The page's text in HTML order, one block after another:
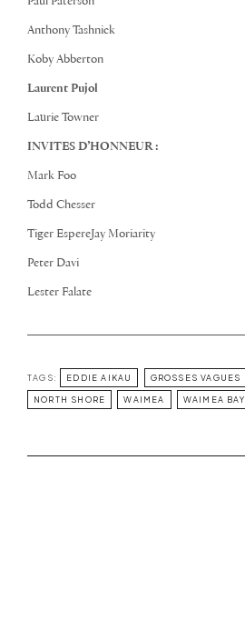
Anthony Tashnick
Koby Abberton
Laurent Pujol
Laurie Towner
INVITES D’HONNEUR :
Mark Foo
Todd Chesser
Tiger EspereJay Moriarity
Peter Davi
Lester Falate
TAGS: EDDIE AIKAU GROSSES VAGUES
NORTH SHORE WAIMEA WAIMEA BAY